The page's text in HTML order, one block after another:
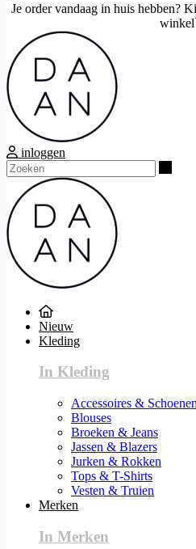
Je order vandaag in huis hebben?
inloggen
Nieuw
Kleding
In Kleding
Accessoires & Schoenen
Blouses
Broeken & Jeans
Jassen & Blazers
Jurken & Rokken
Tops & T-Shirts
Vesten & Truien
Merken
In Merken